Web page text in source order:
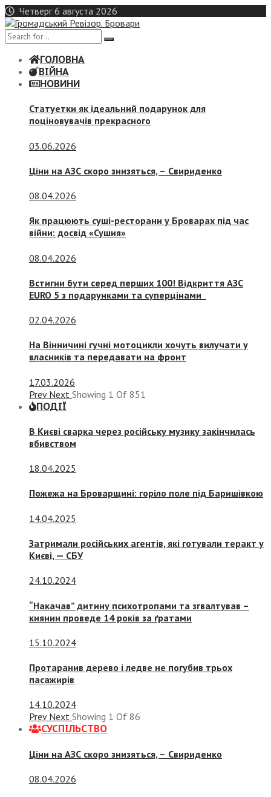
Skip
to
content
Четверг 6 августа 2026
ГОЛОВНА
ВІЙНА
НОВИНИ
Статуетки як ідеальний подарунок для
поціновувачів прекрасного
03.06.2026
Ціни на АЗС скоро знизяться, – Свириденко
08.04.2026
Як працюють суші-ресторани у Броварах під час
війни: досвід «Сушия»
08.04.2026
Встигни бути серед перших 100! Відкриття АЗС
EURO 5 з подарунками та суперцінами
02.04.2026
На Вінничині гучні мотоцикли хочуть вилучати у
власників та передавати на фронт
17.03.2026
Prev Next Showing 1 Of 851
ПОДІЇ
В Києві сварка через російську музику закінчилась
вбивством
18.04.2025
Пожежа на Броварщині: горіло поле під Баришівкою
14.04.2025
Затримали російських агентів, які готували теракт у
Києві, — СБУ
24.10.2024
“Накачав” дитину психотропами та згвалтував –
киянин проведе 14 років за ґратами
15.10.2024
Протаранив дерево і ледве не погубив трьох
пасажирів
14.10.2024
Prev Next Showing 1 Of 86
СУСПIЛЬСТВО
Ціни на АЗС скоро знизяться, – Свириденко
08.04.2026